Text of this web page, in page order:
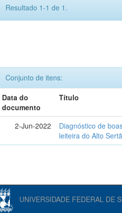
Resultado 1-1 de 1.
Conjunto de itens:
Data do
documento
Título
2-Jun-2022
Diagnóstico de
leiteira do Alto
UNIVERSIDADE FEDERAL DE